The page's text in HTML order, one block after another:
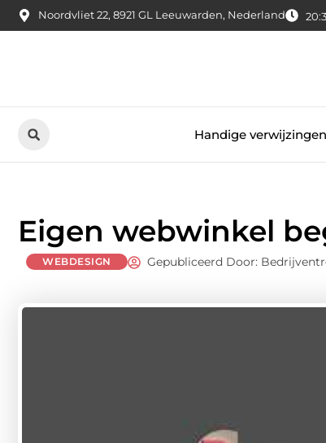
Noordvliet 22, 8921 GL Leeuwarden, Nederland
Handige verwijzingen
Eigen webwinkel
WEBDESIGN Gepubliceerd Door: